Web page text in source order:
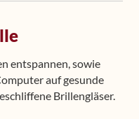
entspannen, sowie
auf gesunde
Brillengläser.